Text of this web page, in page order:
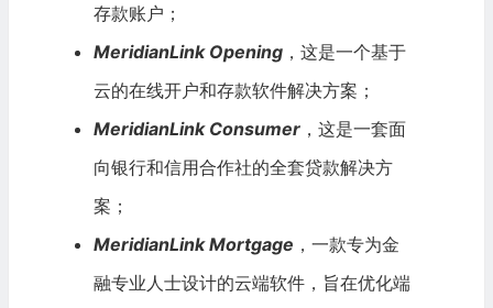
存款账户；
MeridianLink Opening，这是一个基于
云的在线开户和存款软件解决方案；
MeridianLink Consumer，这是一套面
向银行和信用合作社的全套贷款解决方
案；
MeridianLink Mortgage ，一款专为金
融专业人士设计的云端软件，旨在优化端